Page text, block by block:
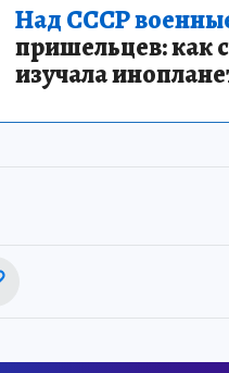
Над СССР
пришельцев: как
изучала